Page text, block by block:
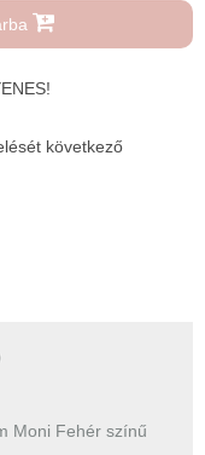
következő
Moni Fehér színű